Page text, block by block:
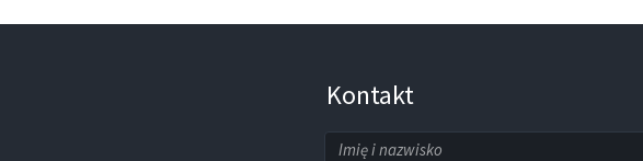
Kontakt